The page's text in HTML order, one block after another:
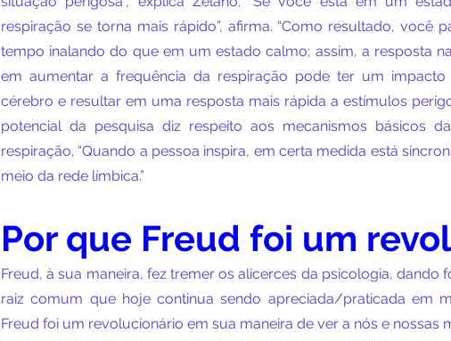
respiração se torna mais rápido”, afirma. “Como resultado, você
tempo inalando do que em um estado calmo; assim, a resposta
em aumentar a frequência da respiração pode ter um
cérebro e resultar em uma resposta mais rápida a estímulos
potencial da pesquisa diz respeito aos mecanismos básicos
respiração. “Quando a pessoa inspira, em certa medida está
meio da rede límbica.”
Por que Freud foi um
Freud, à sua maneira, fez tremer os alicerces da psicologia, dando
raiz comum que hoje continua sendo apreciada/praticada em
Freud foi um revolucionário em sua maneira de ver a nós e nossas